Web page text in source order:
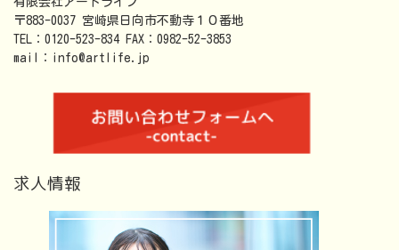
〒883-0037 宮崎県日向市不動寺１０番地
TEL：0120-523-834 FAX：0982-52-3853
mail：info@artlife.jp
求人情報